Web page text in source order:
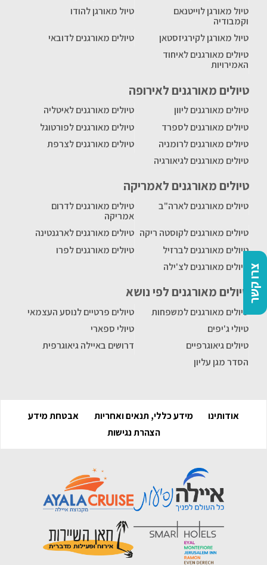
צרו קשר
טיול מאורגן לוייטנאם
וקמבודיה
טיול מאורגן להודו
טיול מאורגן לקירגיזסטאן
טיולים מאורגנים לדובאי
טיולים מאורגנים לאיחוד
האמירויות
טיולים מאורגנים לאירופה
טיולים מאורגנים ליוון
טיולים מאורגנים לאיטליה
טיולים מאורגנים לספרד
טיולים מאורגנים לפורטוגל
טיולים מאורגנים לרומניה
טיולים מאורגנים לצרפת
טיולים מאורגנים לגיאורגיה
טיולים מאורגנים לאמריקה
טיולים מאורגנים לארה"ב
טיולים מאורגנים לדרום
אמריקה
טיולים מאורגנים לקוסטה ריקה טיולים מאורגנים לארגנטינה
טיולים מאורגנים לברזיל
טיולים מאורגנים לפרו
טיולים מאורגנים לצ'ילה
טיולים מאורגנים לפי נושא
טיולים מאורגנים למשפחות
טיולים פרטיים לנוסע העצמאי
טיולי ג'יפים
טיולי ספארי
טיולים גיאוגרפיים
דרושים באיילה גיאוגרפית
הסדר מגן עליון
אודותינו מידע כללי, תנאים ואחריות
אבטחת מידע
הצהרת נגישות